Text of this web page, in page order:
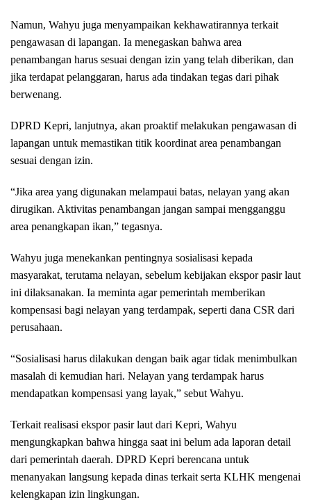
Namun, Wahyu juga menyampaikan kekhawatirannya terkait
pengawasan di lapangan. Ia menegaskan bahwa area
penambangan harus sesuai dengan izin yang telah diberikan, dan
jika terdapat pelanggaran, harus ada tindakan tegas dari pihak
berwenang.
DPRD Kepri, lanjutnya, akan proaktif melakukan pengawasan di
lapangan untuk memastikan titik koordinat area penambangan
sesuai dengan izin.
“Jika area yang digunakan melampaui batas, nelayan yang akan
dirugikan. Aktivitas penambangan jangan sampai mengganggu
area penangkapan ikan,” tegasnya.
Wahyu juga menekankan pentingnya sosialisasi kepada
masyarakat, terutama nelayan, sebelum kebijakan ekspor pasir laut
ini dilaksanakan. Ia meminta agar pemerintah memberikan
kompensasi bagi nelayan yang terdampak, seperti dana CSR dari
perusahaan.
“Sosialisasi harus dilakukan dengan baik agar tidak menimbulkan
masalah di kemudian hari. Nelayan yang terdampak harus
mendapatkan kompensasi yang layak,” sebut Wahyu.
Terkait realisasi ekspor pasir laut dari Kepri, Wahyu
mengungkapkan bahwa hingga saat ini belum ada laporan detail
dari pemerintah daerah. DPRD Kepri berencana untuk
menanyakan langsung kepada dinas terkait serta KLHK mengenai
kelengkapan izin lingkungan.